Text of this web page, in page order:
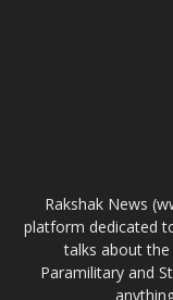
Rakshak News
platform dedicated
talks about
Paramilitary and